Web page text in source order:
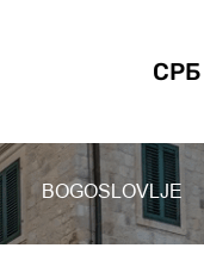
СРБ
BOGOSLOVLJE